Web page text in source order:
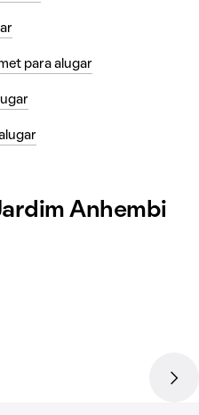
para alugar
Anhembi